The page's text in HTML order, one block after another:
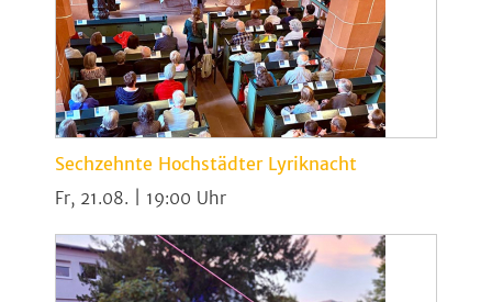
Sechzehnte Hochstädter Lyriknacht
Fr, 21.08. | 19:00